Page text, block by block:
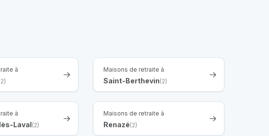
à Maisons de retraite à
Saint-Berthevin(2)
à
Laval(2)
Maisons de retraite à
Renazé(2)